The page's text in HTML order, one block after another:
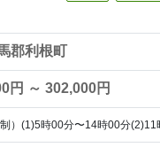
郡利根町
円 ～ 302,000円
制）(1)5時00分〜14時00分